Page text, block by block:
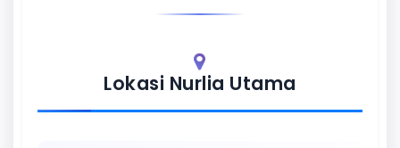
Lokasi Nurlia Utama